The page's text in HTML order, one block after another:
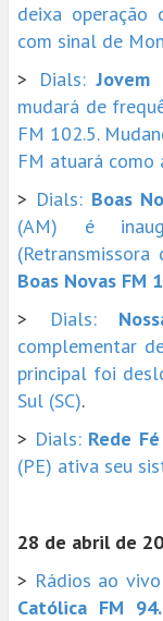
deixa operação
com sinal de
>
Dials:Jovem
mudará de
FM 102.5.
FM atuará como
> Dials: Boas
(AM) é
Boas Novas FM
>
Dials:
complementar
principal foi
Sul (SC).
> Dials: Rede
(PE) ativa seu
28 de abril de
> Rádios ao
Católica FM